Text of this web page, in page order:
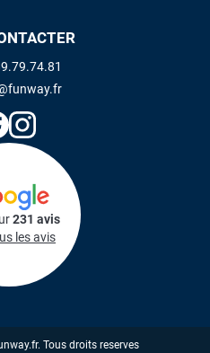
231 avis
les avis
Tous droits reserves